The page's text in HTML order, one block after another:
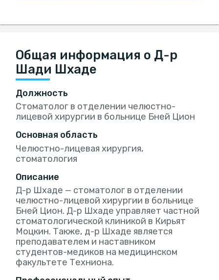
Общая информация о Д-р
Шади Шхаде
Должность
Стоматолог в отделении челюстно-
лицевой хирургии в больнице Бней Цион
Основная область
Челюстно-лицевая хирургия,
стоматология
Описание
Д-р Шхаде — стоматолог в отделении
челюстно-лицевой хирургии в больнице
Бней Цион. Д-р Шхаде управляет частной
стоматологической клиникой в Кирьят
Моцкин. Также, д-р Шхаде является
преподавателем и наставником
студентов-медиков на медицинском
факультете Техниона.